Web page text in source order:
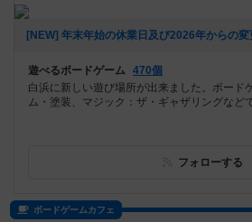
遊べるボードゲーム 470個
白浜に新しい遊び場所が出来ました。ボード
ム・塗装、マジック：ザ・ギャザリングなど
フォローする
ボードゲームカフェ